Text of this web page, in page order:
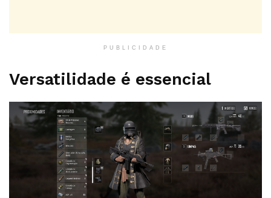
PUBLICIDADE
Versatilidade é essencial